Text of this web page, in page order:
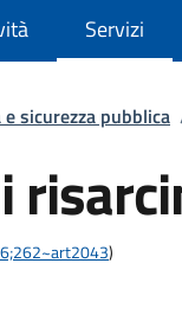
Servizi
sicurezza pubblica
)